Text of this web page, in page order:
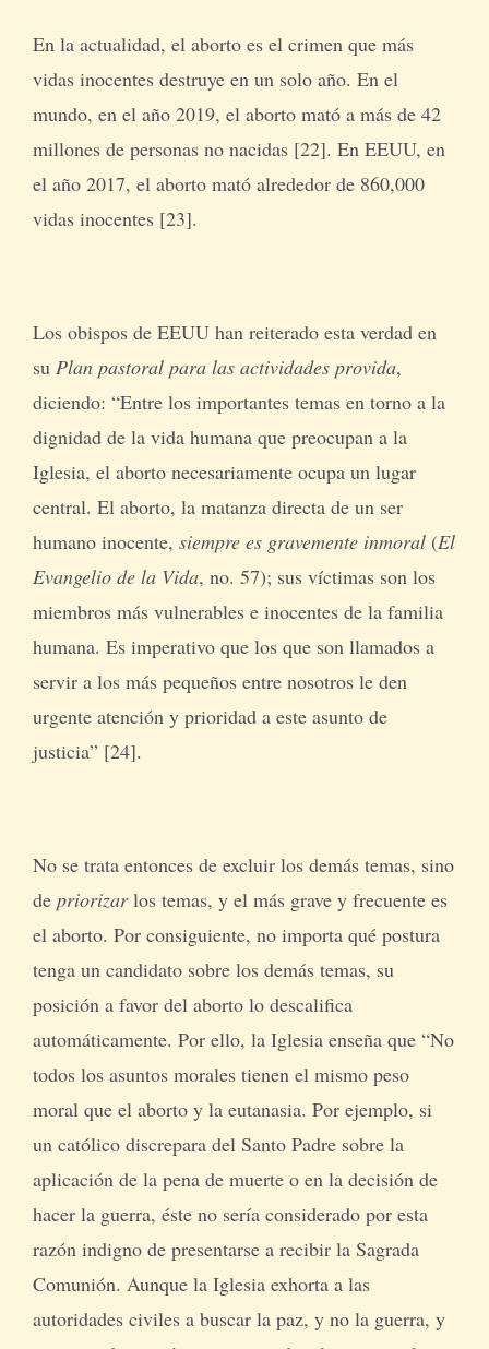
En la actualidad, el aborto es el crimen que más
vidas inocentes destruye en un solo año. En el
mundo, en el año 2019, el aborto mató a más de 42
millones de personas no nacidas [22]. En EEUU, en
el año 2017, el aborto mató alrededor de 860,000
vidas inocentes [23].
Los obispos de EEUU han reiterado esta verdad en
su Plan pastoral para las actividades provida,
diciendo: “Entre los importantes temas en torno a la
dignidad de la vida humana que preocupan a la
Iglesia, el aborto necesariamente ocupa un lugar
central. El aborto, la matanza directa de un ser
humano inocente, siempre es gravemente inmoral (El
Evangelio de la Vida, no. 57); sus víctimas son los
miembros más vulnerables e inocentes de la familia
humana. Es imperativo que los que son llamados a
servir a los más pequeños entre nosotros le den
urgente atención y prioridad a este asunto de
justicia” [24].
No se trata entonces de excluir los demás temas, sino
de priorizarlos temas, y el más grave y frecuente es
el aborto. Por consiguiente, no importa qué postura
tenga un candidato sobre los demás temas, su
posición a favor del aborto lo descalifica
automáticamente. Por ello, la Iglesia enseña que “No
todos los asuntos morales tienen el mismo peso
moral que el aborto y la eutanasia. Por ejemplo, si
un católico discrepara del Santo Padre sobre la
aplicación de la pena de muerte o en la decisión de
hacer la guerra, éste no sería considerado por esta
razón indigno de presentarse a recibir la Sagrada
Comunión. Aunque la Iglesia exhorta a las
autoridades civiles a buscar la paz, y no la guerra, y